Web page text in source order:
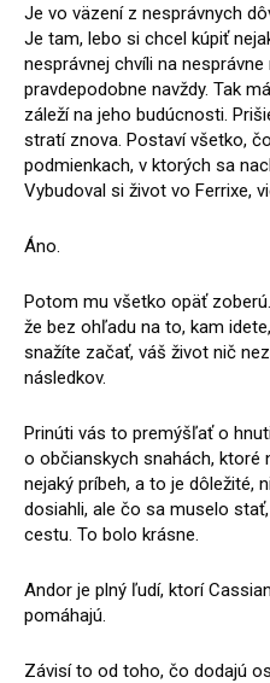
Je vo väzení z nesprávnych
Je tam, lebo si chcel kúpiť
nesprávnej chvíli na
pravdepodobne navždy. Tak
záleží na jeho budúcnosti.
stratí znova. Postaví všetko,
podmienkach, v ktorých sa
Vybudoval si život vo Ferrixe,
Áno.
Potom mu všetko opäť
že bez ohľadu na to, kam
snažíte začať, váš život nič
následkov.
Prinúti vás to premýšľať o
o občianskych snahách, ktoré
nejaký príbeh, a to je dôležité,
dosiahli, ale čo sa muselo
cestu. To bolo krásne.
Andor je plný ľudí, ktorí
pomáhajú.
Závisí to od toho, čo dodajú